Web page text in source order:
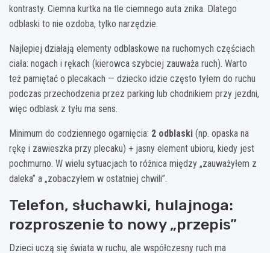
kontrasty. Ciemna kurtka na tle ciemnego auta znika. Dlatego
odblaski to nie ozdoba, tylko narzędzie.
Najlepiej działają elementy odblaskowe na ruchomych częściach
ciała: nogach i rękach (kierowca szybciej zauważa ruch). Warto
też pamiętać o plecakach — dziecko idzie często tyłem do ruchu
podczas przechodzenia przez parking lub chodnikiem przy jezdni,
więc odblask z tyłu ma sens.
Minimum do codziennego ogarnięcia: 2 odblaski (np. opaska na
rękę i zawieszka przy plecaku) + jasny element ubioru, kiedy jest
pochmurno. W wielu sytuacjach to różnica między „zauważyłem z
daleka” a „zobaczyłem w ostatniej chwili”.
Telefon, słuchawki, hulajnoga:
rozproszenie to nowy „przepis”
Dzieci uczą się świata w ruchu, ale współczesny ruch ma